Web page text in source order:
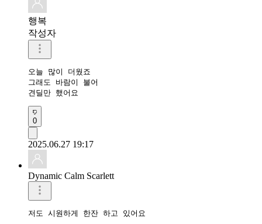
행복
작성자
오늘 많이 더웠죠
그래도 바람이 불어
견딜만 했어요
0
2025.06.27 19:17
Dynamic Calm Scarlett
저도 시원하게 한잔 하고 있어요